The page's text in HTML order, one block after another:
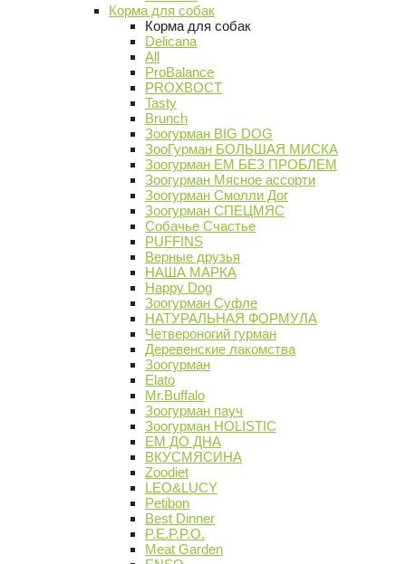
Корма для собак
Корма для собак
Delicana
All
ProBalance
PROХВОСТ
Tasty
Brunch
Зоогурман BIG DOG
ЗооГурман БОЛЬШАЯ МИСКА
Зоогурман ЕМ БЕЗ ПРОБЛЕМ
Зоогурман Мясное ассорти
Зоогурман Смолли Дог
Зоогурман СПЕЦМЯС
Собачье Счастье
PUFFINS
Верные друзья
НАША МАРКА
Happy Dog
Зоогурман Суфле
НАТУРАЛЬНАЯ ФОРМУЛА
Четвероногий гурман
Деревенские лакомства
Зоогурман
Elato
Mr.Buffalo
Зоогурман пауч
Зоогурман HOLISTIC
ЕМ ДО ДНА
ВКУСМЯСИНА
Zoodiet
LEO&LUCY
Petibon
Best Dinner
P.E.P.P.O.
Meat Garden